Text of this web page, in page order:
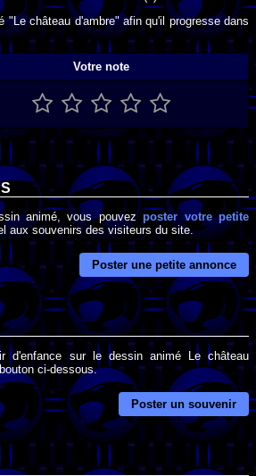
"Le château d'ambre" afin qu'il progresse dans
Votre note
animé, vous pouvezposter votre petite
aux souvenirs des visiteurs du site.
Poster une petite annonce
d'enfance sur le dessin animé Le château
ci-dessous.
Poster un souvenir